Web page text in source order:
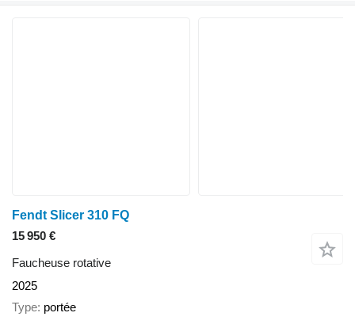
Fendt Slicer 310 FQ
15 950 €
Faucheuse rotative
2025
Type portée